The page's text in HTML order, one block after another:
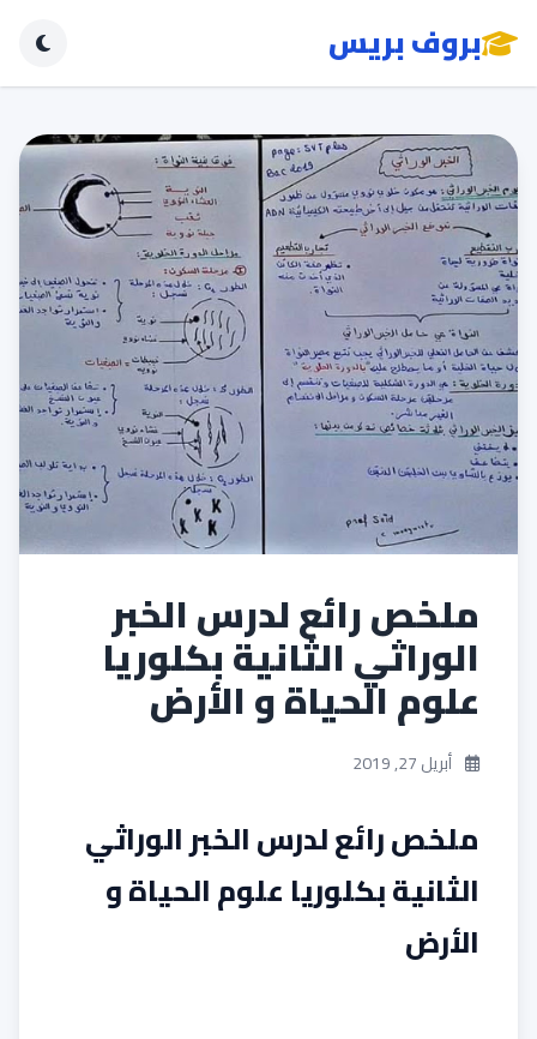
بروف بريس
ملخص رائع لدرس الخبر
الوراثي الثانية بكلوريا
علوم الحياة و الأرض
أبريل 27, 2019
ملخص رائع لدرس الخبر الوراثي
الثانية بكلوريا علوم الحياة و
الأرض